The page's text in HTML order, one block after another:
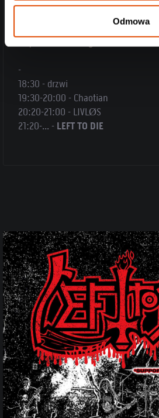
Odmowa
https://www.youtube.com/
https://www.instagram.com/
-
18:30 - drzwi
19:30-20:00 - Chaotian
20:20-21:00 - LIVLØS
21:20-... - LEFT TO DIE